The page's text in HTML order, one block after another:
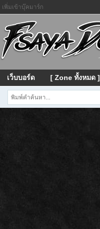
เพิ่มเข้าบุ๊คมาร์ก
เว็บบอร์ด [ Zone ทั้งหมด ]